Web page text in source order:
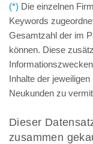
(*) Die einzelnen
Keywords
Gesamtzahl der im
können. Diese
Inhalte der
Neukunden zu
Dieser
zusammen